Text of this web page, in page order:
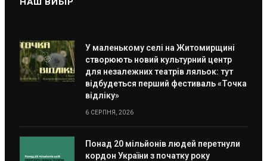
У маленькому селі на Житомирщині
створюють новий культурний центр
для незалежних театрів ляльок: тут
відбудеться перший фестиваль «Точка
відліку»
6 СЕРПНЯ, 2026
Понад 20 мільйонів людей перетнули
кордон України з початку року